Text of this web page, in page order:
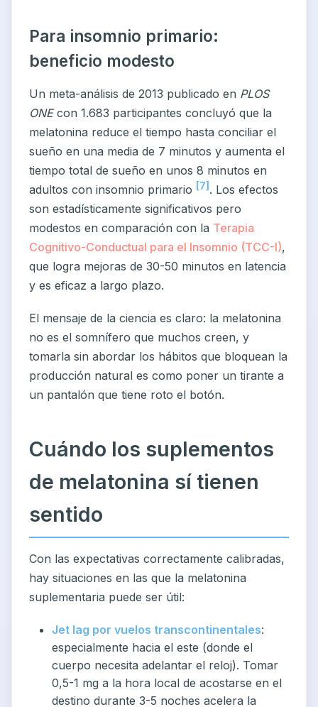
Para insomnio primario:
beneficio modesto
Un meta-análisis de 2013 publicado en PLOS
ONEcon 1.683 participantes concluyó que la
melatonina reduce el tiempo hasta conciliar el
sueño en una media de 7 minutos y aumenta el
tiempo total de sueño en unos 8 minutos en
adultos con insomnio primario [7] . Los efectos
son estadísticamente significativos pero
modestos en comparación con la Terapia
Cognitivo-Conductual para el Insomnio (TCC-I),
que logra mejoras de 30-50 minutos en latencia
y es eficaz a largo plazo.
El mensaje de la ciencia es claro: la melatonina
no es el somnífero que muchos creen, y
tomarla sin abordar los hábitos que bloquean la
producción natural es como poner un tirante a
un pantalón que tiene roto el botón.
Cuándo los suplementos
de melatonina sí tienen
sentido
Con las expectativas correctamente calibradas,
hay situaciones en las que la melatonina
suplementaria puede ser útil:
Jet lag por vuelos transcontinentales:
especialmente hacia el este (donde el
cuerpo necesita adelantar el reloj). Tomar
0,5-1 mg a la hora local de acostarse en el
destino durante 3-5 noches acelera la